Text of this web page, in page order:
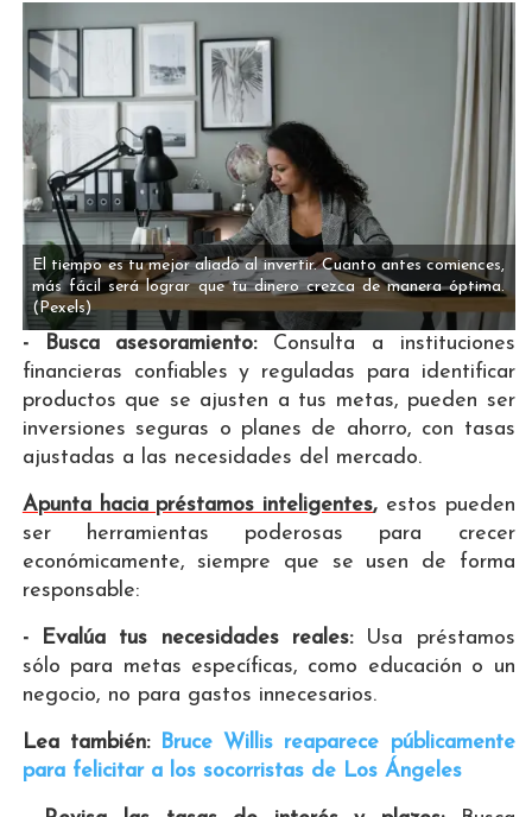
El tiempo es tu mejor aliado al invertir. Cuanto antes comiences,
más fácil será lograr que tu dinero crezca de manera óptima.
(Pexels)
- Busca asesoramiento:Consulta a instituciones
financieras confiables y reguladas para identificar
productos que se ajusten a tus metas, pueden ser
inversiones seguras o planes de ahorro, con tasas
ajustadas a las necesidades del mercado.
Apunta hacia préstamos inteligentes, estos pueden
ser herramientas poderosas para crecer
económicamente, siempre que se usen de forma
responsable:
- Evalúa tus necesidades reales:Usa préstamos
sólo para metas específicas, como educación o un
negocio, no para gastos innecesarios.
Lea también: Bruce Willis reaparece públicamente
para felicitar a los socorristas de Los Ángeles